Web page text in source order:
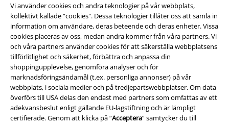
Vi använder cookies och andra teknologier på vår webbplats,
kollektivt kallade “cookies". Dessa teknologier tillåter oss att samla in
information om användare, deras beteende och deras enheter. Vissa
cookies placeras av oss, medan andra kommer från våra partners. Vi
och våra partners använder cookies för att säkerställa webbplatsens
tillförlitlighet och säkerhet, förbättra och anpassa din
shoppingupplevelse, genomföra analyser och för
marknadsföringsändamål (t.ex. personliga annonser) på vår
webbplats, i sociala medier och på tredjepartswebbplatser. Om data
överförs till USA delas den endast med partners som omfattas av ett
adekvansbeslut enligt gällande EU-lagstiftning och är lämpligt
certifierade. Genom att klicka på “Acceptera” samtycker du till
EMP-appen
Ladda ner EMP-appen nu och ta del av många fördelar!
A Warner Music Group Company